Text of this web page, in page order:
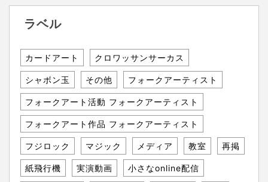
ラベル
カードアート クロワッサンサーカス
シャボン玉 その他 フォークアーティスト
フォークアート活動 フォークアーティスト
フォークアート作品 フォークアーティスト
フジロック マジック メディア 教室 再掲
紙飛行機 実演動画 小さなonline配信